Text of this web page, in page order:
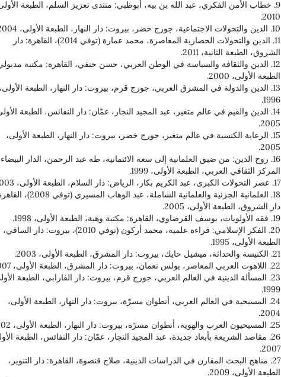
9. خطاب الأمن الفكري، عبد الله بن بيه، أبوظبي: منتدى تعزيز السلم، الطبعة
2010.
10. الدين والتحولات الاجتماعية، جورج خضر، بيروت: دار النهار، الطبعة الأولى، 2004.
11. الدين والتحولات الحضارية المعاصرة، محمد عمارة (توفي 2014)، القاهرة: دار
الشروق، الطبعة الثانية، 2011.
12. الدين والثقافة والسياسة في الوطن العربي، حسن حنفي، القاهرة: مكتبة
الطبعة الأولى، 2000.
13. الدين والدولة في المشرق العربي، جورج قرم، بيروت: دار النهار، الطبعة الأولى،
1996.
14. الدين والقيم في عالم متغير، عبد المجيد النجار، عمّان: دار النفائس، الطبعة
2005.
15. الرعاية الكنسية في عالم متغير، جورج خضر، بيروت: دار النهار، الطبعة الأولى،
2005.
16. روح الدين: من ضيق العلمانية إلى سعة الائتمانية، طه عبد الرحمن، الدار
المركز الثقافي العربي، الطبعة الأولى، 1999.
17. عصر التحولات الكبرى، عبد الكريم بكار، الرياض: دار السلام، الطبعة الأولى، 2003.
18. العلمانية الجزئية والعلمانية الشاملة، عبد الوهاب المسيري (توفي
دار الشروق، الطبعة الأولى، 2005.
19. فقه الأولويات، يوسف القرضاوي، القاهرة: مكتبة وهبة، الطبعة الأولى، 1998.
20. الفكر الإسلامي: قراءة علمية، محمد أركون (توفي 2010)، بيروت: دار الساقي،
الطبعة الأولى، 1995.
21. الكنيسة والحداثة، ميشيل حايك، بيروت: دار المشرق، الطبعة الأولى، 2003.
22. اللاهوت العربي المعاصر، بولس نعمان، بيروت: دار المشرق، الطبعة الأولى، 2007.
23. المسألة الدينية في العالم العربي، جورج قرم، بيروت: دار الفارابي، الطبعة
1999.
24. المسيحية في العالم العربي، أنطوان مسرّة، بيروت: دار النهار، الطبعة الأولى،
2004.
25. المسيحيون العرب والهوية، أنطوان مسرّة، بيروت: دار النهار، الطبعة الأولى، 2002.
26. مقاصد الشريعة بأبعاد جديدة، عبد المجيد النجار، عمّان: دار النفائس، الطبعة
2007.
27. مناهج البحث المقارن في الدراسات الدينية، صلاح قنصوة، القاهرة: دار التنوير،
الطبعة الأولى، 2009.